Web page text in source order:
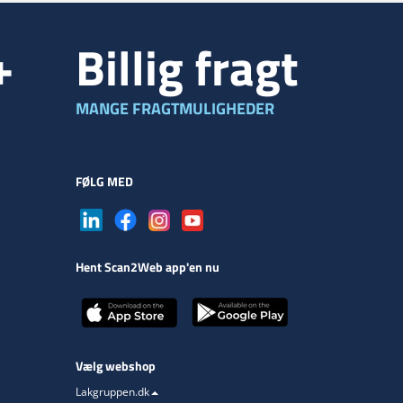
Billig fragt
MANGE FRAGTMULIGHEDER
FØLG MED
Hent Scan2Web app'en nu
Vælg webshop
Lakgruppen.dk